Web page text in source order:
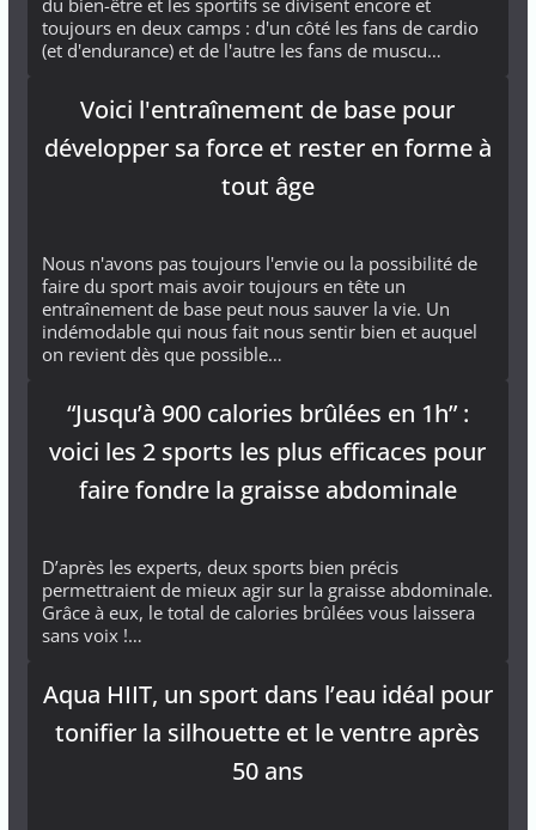
toujours en deux camps : d'un côté les fans de cardio
(et d'endurance) et de l'autre les fans de muscu…
Voici l'entraînement de base pour
développer sa force et rester en forme à
tout âge
Nous n'avons pas toujours l'envie ou la possibilité de
faire du sport mais avoir toujours en tête un
entraînement de base peut nous sauver la vie. Un
indémodable qui nous fait nous sentir bien et auquel
on revient dès que possible…
“Jusqu’à 900 calories brûlées en 1h” :
voici les 2 sports les plus efficaces pour
faire fondre la graisse abdominale
D’après les experts, deux sports bien précis
permettraient de mieux agir sur la graisse abdominale.
Grâce à eux, le total de calories brûlées vous laissera
sans voix !…
Aqua HIIT, un sport dans l’eau idéal pour
tonifier la silhouette et le ventre après
50 ans